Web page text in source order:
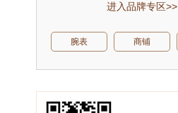
进入品牌专区>>
腕表 商铺